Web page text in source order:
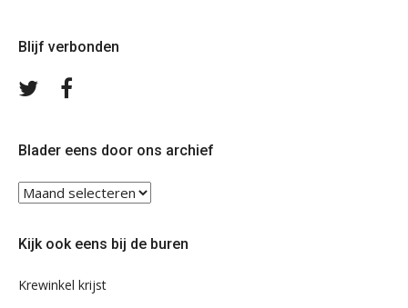
Blijf verbonden
Volg
Blader eens door ons archief
Blader
eens
ons
Kijk ook eens bij de buren
Krewinkel krijst